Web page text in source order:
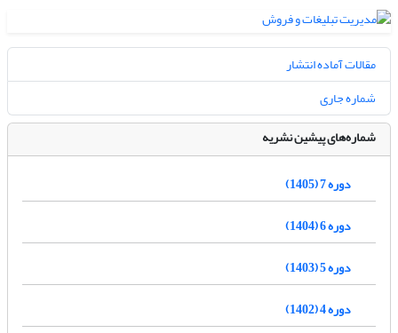
مقالات آماده انتشار
شماره جاری
شماره‌های پیشین نشریه
دوره 7 (1405)
دوره 6 (1404)
دوره 5 (1403)
دوره 4 (1402)